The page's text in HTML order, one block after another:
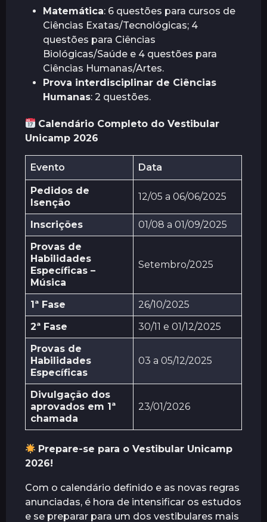
Matemática: 6 questões para cursos de
Ciências Exatas/Tecnológicas; 4
questões para Ciências
Biológicas/Saúde e 4 questões para
Ciências Humanas/Artes.
Prova interdisciplinar de Ciências
Humanas: 2 questões.
Calendário Completo do Vestibular
Unicamp 2026
Evento Data
Pedidos de
Isenção
12/05 a 06/06/2025
Inscrições
01/08 a 01/09/2025
Provas de
Habilidades
Específicas –
Música
Setembro/2025
1ª Fase
26/10/2025
2ª Fase
30/11 e 01/12/2025
Provas de
Habilidades
Específicas
03 a 05/12/2025
Divulgação dos
aprovados em 1ª
chamada
23/01/2026
Prepare-se para o Vestibular Unicamp
2026!
Com o calendário definido e as novas regras
anunciadas, é hora de intensificar os estudos
e se preparar para um dos vestibulares mais